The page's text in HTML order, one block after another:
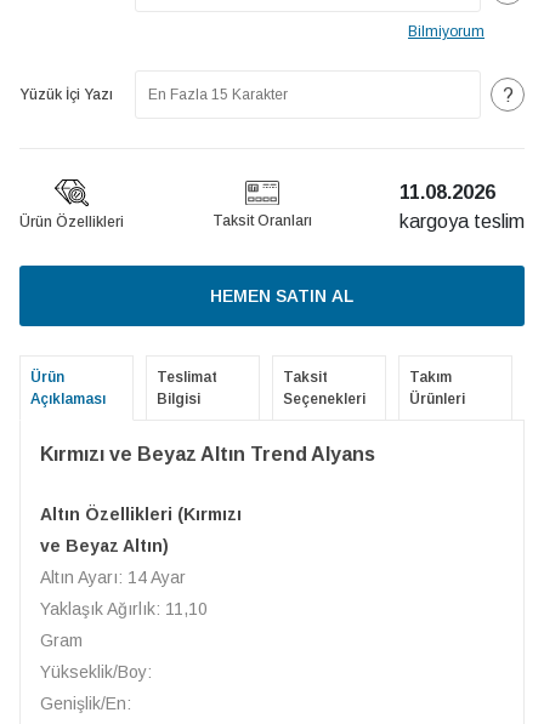
Bilmiyorum
Yüzük İçi Yazı ?
Ürün Özellikleri Taksit Oranları
11.08.2026
kargoya teslim
HEMEN SATIN AL
Ürün
Açıklaması
Teslimat
Bilgisi
Taksit
Seçenekleri
Takım
Ürünleri
Kırmızı ve Beyaz Altın Trend Alyans
Altın Özellikleri (Kırmızı
ve Beyaz Altın)
Altın Ayarı: 14 Ayar
Yaklaşık Ağırlık: 11,10
Gram
Yükseklik/Boy:
Genişlik/En: